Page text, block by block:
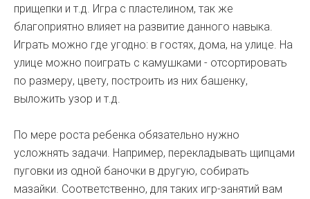
прищепки и т.д. Игра с пластелином, так же
благоприятно влияет на развитие данного навыка.
Играть можно где угодно: в гостях, дома, на улице. На
улице можно поиграть с камушками - отсортировать
по размеру, цвету, построить из них башенку,
выложить узор и т.д.
По мере роста ребенка обязательно нужно
усложнять задачи. Например, перекладывать щипцами
пуговки из одной баночки в другую, собирать
мазайки. Соответственно, для таких игр-занятий вам